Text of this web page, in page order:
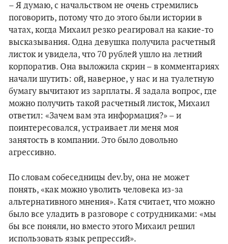
– Я думаю, с начальством не очень стремились
поговорить, потому что до этого были истории в
чатах, когда Михаил резко реагировал на какие-то
высказывания. Одна девушка получила расчетный
листок и увидела, что 70 рублей ушло на летний
корпоратив. Она выложила скрин – в комментариях
начали шутить: ой, наверное, у нас и на туалетную
бумагу вычитают из зарплаты. Я задала вопрос, где
можно получить такой расчетный листок, Михаил
ответил: «Зачем вам эта информация?» – и
поинтересовался, устраивает ли меня моя
занятость в компании. Это было довольно
агрессивно.
По словам собеседницы dev.by, она не может
понять, «как можно уволить человека из-за
альтернативного мнения». Катя считает, что можно
было все уладить в разговоре с сотрудниками: «мы
бы все поняли, но вместо этого Михаил решил
использовать язык репрессий».